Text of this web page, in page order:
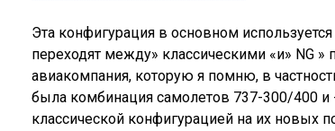
Эта конфигурация в основном
переходят между» классическими «и» NG
авиакомпания, которую я помню, в
была комбинация самолетов 737-300/400
классической конфигурацией на их новых